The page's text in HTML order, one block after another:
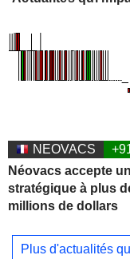
NEOVACS
Néovacs accepte
stratégique à plus
millions de dollars
Plus d'actualités